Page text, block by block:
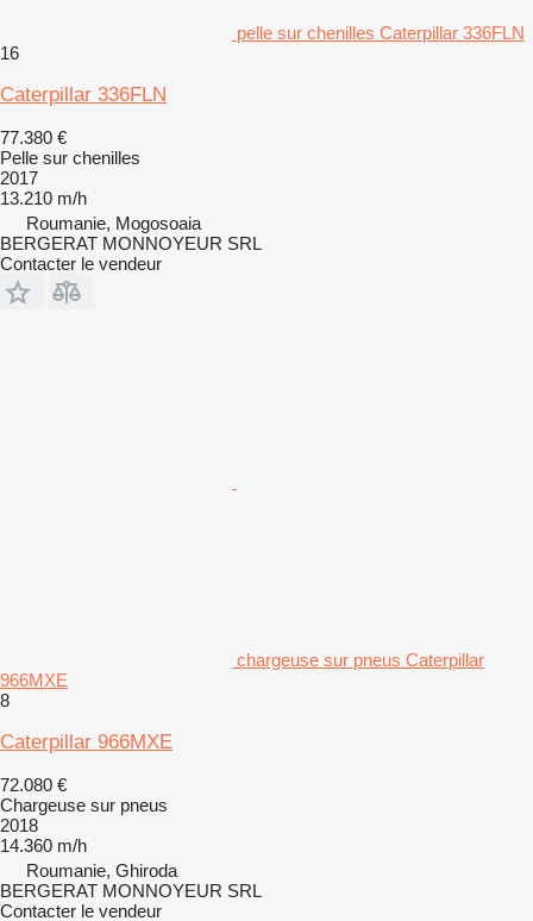
pelle sur chenilles Caterpillar 336FLN
16
Caterpillar 336FLN
77.380 €
Pelle sur chenilles
2017
13.210 m/h
Roumanie, Mogosoaia
BERGERAT MONNOYEUR SRL
Contacter le vendeur
chargeuse sur pneus Caterpillar
966MXE
8
Caterpillar 966MXE
72.080 €
Chargeuse sur pneus
2018
14.360 m/h
Roumanie, Ghiroda
BERGERAT MONNOYEUR SRL
Contacter le vendeur